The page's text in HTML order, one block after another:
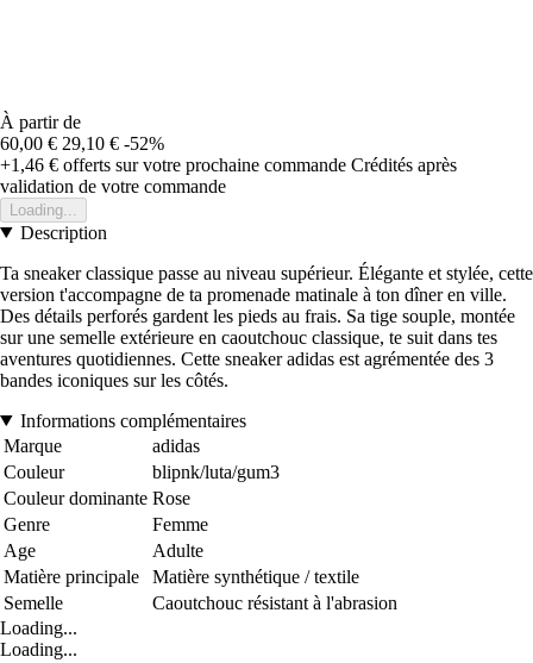
À partir de
60,00 € 29,10 € -52%
+1,46 € offerts sur votre prochaine commande Crédités après
validation de votre commande
Loading...
Description
Ta sneaker classique passe au niveau supérieur. Élégante et stylée, cette
version t'accompagne de ta promenade matinale à ton dîner en ville.
Des détails perforés gardent les pieds au frais. Sa tige souple, montée
sur une semelle extérieure en caoutchouc classique, te suit dans tes
aventures quotidiennes. Cette sneaker adidas est agrémentée des 3
bandes iconiques sur les côtés.
Informations complémentaires
Marque
adidas
Couleur
blipnk/luta/gum3
Couleur dominante Rose
Genre
Femme
Age
Adulte
Matière principale
Matière synthétique / textile
Semelle
Caoutchouc résistant à l'abrasion
Loading...
Loading...